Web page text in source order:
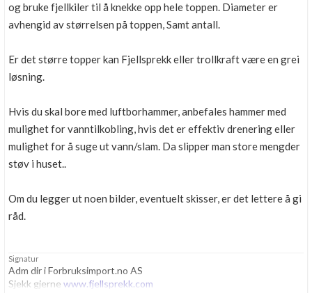
og bruke fjellkiler til å knekke opp hele toppen. Diameter er
avhengid av størrelsen på toppen, Samt antall.
Er det større topper kan Fjellsprekk eller trollkraft være en grei
løsning.
Hvis du skal bore med luftborhammer, anbefales hammer med
mulighet for vanntilkobling, hvis det er effektiv drenering eller
mulighet for å suge ut vann/slam. Da slipper man store mengder
støv i huset..
Om du legger ut noen bilder, eventuelt skisser, er det lettere å gi
råd.
Signatur
Adm dir i Forbruksimport.no AS
Sjekk gjerne www.fjellsprekk.com